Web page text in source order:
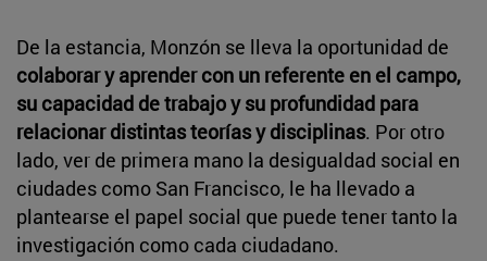
De la estancia, Monzón se lleva la oportunidad de
colaborar y aprender con un referente en el campo,
su capacidad de trabajo y su profundidad para
relacionar distintas teorías y disciplinas. Por otro
lado, ver de primera mano la desigualdad social en
ciudades como San Francisco, le ha llevado a
plantearse el papel social que puede tener tanto la
investigación como cada ciudadano.